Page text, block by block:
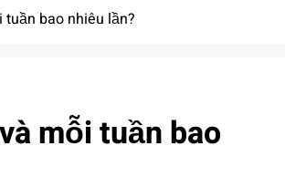
bao nhiêu lần?
mỗi tuần bao